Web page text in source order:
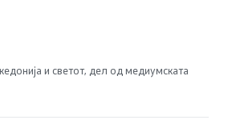
и светот, дел од медиумската